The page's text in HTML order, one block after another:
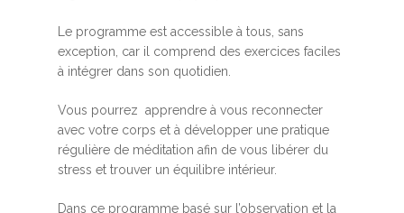
Le programme est accessible à tous, sans
exception, car il comprend des exercices faciles
à intégrer dans son quotidien.
Vous pourrez apprendre à vous reconnecter
avec votre corps et à développer une pratique
régulière de méditation afin de vous libérer du
stress et trouver un équilibre intérieur.
Dans ce programme basé sur l’observation et la